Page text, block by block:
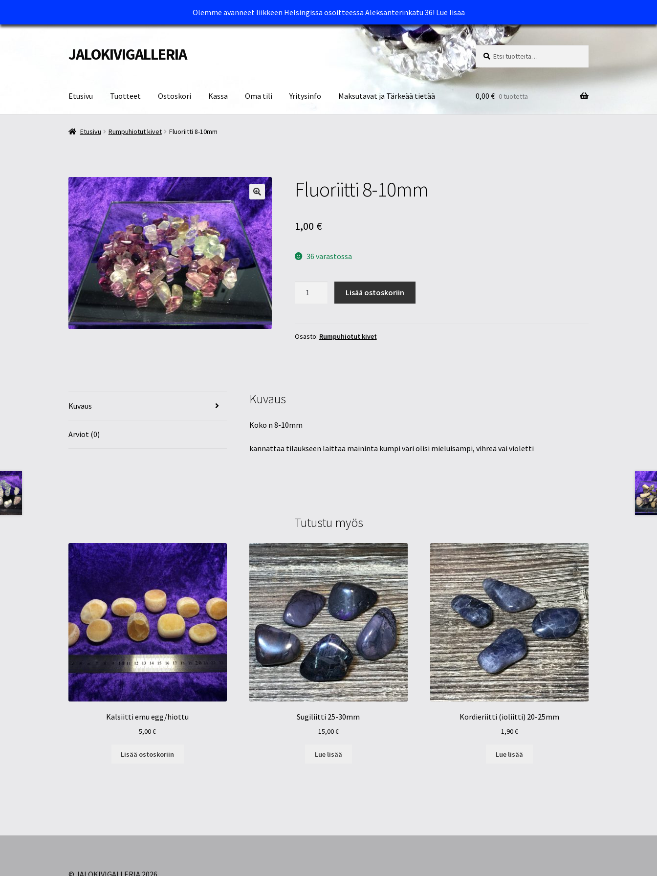
Olemme avanneet liikkeen Helsingissä osoitteessa Aleksanterinkatu 36! Lue lisää
Siirry
navigointiin
Siirry
sisältöön
JALOKIVIGALLERIA Etsi:
Haku
Etusivu Tuotteet Ostoskori Kassa Oma tili Yritysinfo Maksutavat ja Tärkeää tietää
Etusivu Kassa Maksutavat ja Tärkeää tietää
0,00 € 0 tuotetta
Etusivu Rumpuhiotut kivet Fluoriitti 8-10mm
Fluoriitti 8-10mm
1,00 €
36 varastossa
Lisää ostoskoriin
Osasto: Rumpuhiotut kivet
Kuvaus
Arviot (0)
Kuvaus
Koko n 8-10mm
kannattaa tilaukseen laittaa maininta kumpi väri olisi mieluisampi, vihreä vai violetti
Tutustu myös
Kalsiitti emu egg/hiottu
5,00€
Lisää ostoskoriin
Sugiliitti 25-30mm
15,00€
Lue lisää
Kordieriitti (ioliitti) 20-25mm
1,90€
Lue lisää